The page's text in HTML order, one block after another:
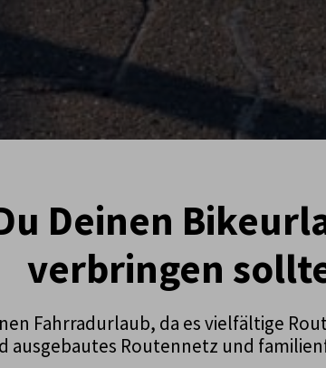
Deinen
verbringen
Fahrradurlaub, da es vielfältige
ausgebautes Routennetz und